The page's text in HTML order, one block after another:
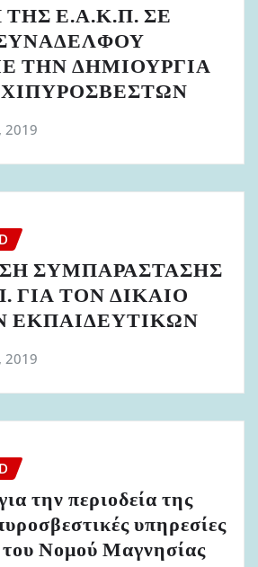
Ε.Α.Κ.Π. ΣΕ
ΤΗΝ ΔΗΜΙΟΥΡΓΙΑ
2019
ΣΥΜΠΑΡΑΣΤΑΣΗΣ
ΓΙΑ ΤΟΝ ΔΙΚΑΙΟ
ΕΚΠΑΙΔΕΥΤΙΚΩΝ
2019
την περιοδεία της
υπηρεσίες
του Νομού Μαγνησίας